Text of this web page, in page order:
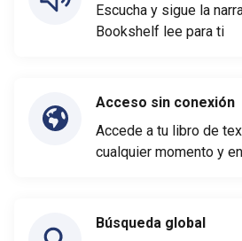
Escucha y sigue la
Bookshelf lee para ti
Acceso sin conexión
Accede a tu libro de
cualquier momento y
Búsqueda global